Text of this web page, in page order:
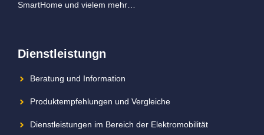
SmartHome und vielem mehr…
Dienstleistungn
Beratung und Information
Produktempfehlungen und Vergleiche
Dienstleistungen im Bereich der Elektromobilität